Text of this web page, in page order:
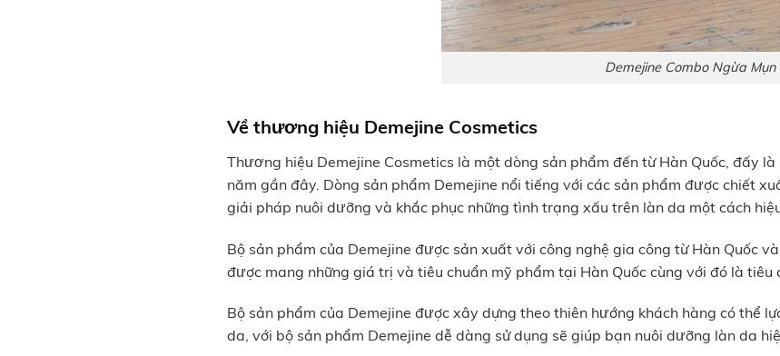
Demejine Combo Ngừa Mụn
Về thương hiệu Demejine Cosmetics
Thương hiệu Demejine Cosmetics là một dòng sản phẩm đến từ Hàn Quốc, đấy
năm gần đây. Dòng sản phẩm Demejine nổi tiếng với các sản phẩm được chiết
giải pháp nuôi dưỡng và khắc phục những tình trạng xấu trên làn da một cách
Bộ sản phẩm của Demejine được sản xuất với công nghệ gia công từ Hàn Quốc
được mang những giá trị và tiêu chuẩn mỹ phẩm tại Hàn Quốc cùng với đó là tiêu
Bộ sản phẩm của Demejine được xây dựng theo thiên hướng khách hàng có thể
da, với bộ sản phẩm Demejine dễ dàng sử dụng sẽ giúp bạn nuôi dưỡng làn da